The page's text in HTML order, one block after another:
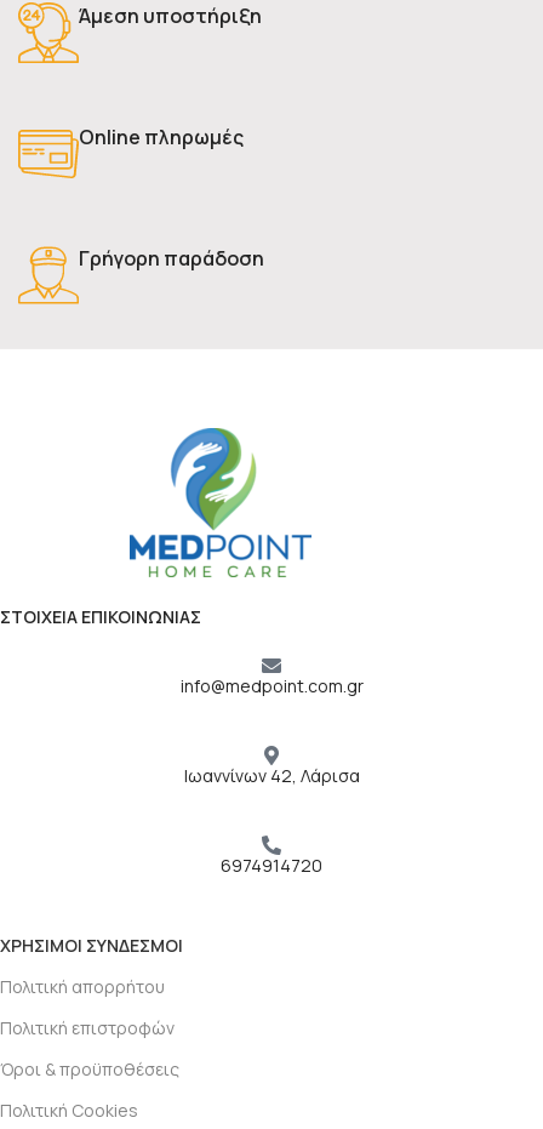
Άμεση υποστήριξη
Online πληρωμές
Γρήγορη παράδοση
ΣΤΟΙΧΕΙΑ ΕΠΙΚΟΙΝΩΝΙΑΣ
info@medpoint.com.gr
Ιωαννίνων 42, Λάρισα
6974914720
ΧΡΗΣΙΜΟΙ ΣΥΝΔΕΣΜΟΙ
Πολιτική απορρήτου
Πολιτική επιστροφών
Όροι & προϋποθέσεις
Πολιτική Cookies